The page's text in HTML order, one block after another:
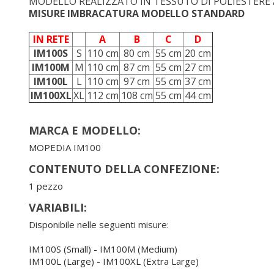
MISURE IMBRACATURA MODELLO STANDARD
IN RETE
A B C
D
IM100S
S 110 cm 80 cm 55 cm 20 cm
IM100M M 110 cm 87 cm 55 cm 27 cm
IM100L
L 110 cm 97 cm 55 cm 37 cm
IM100XLXL 112 cm 108 cm 55 cm 44 cm
MARCA E MODELLO:
MOPEDIA IM100
CONTENUTO DELLA CONFEZIONE:
1 pezzo
VARIABILI:
Disponibile nelle seguenti misure:
IM100S (Small) - IM100M (Medium)
IM100L (Large) - IM100XL (Extra Large)